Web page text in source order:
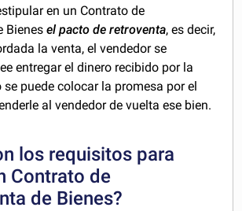
en un Contrato de
Bienesel pacto de retroventa, es decir,
la venta, el vendedor se
entregar el dinero recibido por la
puede colocar la promesa por el
al vendedor de vuelta ese bien.
los requisitos para
Contrato de
de Bienes?